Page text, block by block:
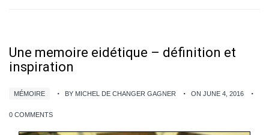
Une memoire eidétique – définition et
inspiration
MÉMOIRE BY MICHEL DE CHANGER GAGNER ON JUNE 4, 2016
0 COMMENTS